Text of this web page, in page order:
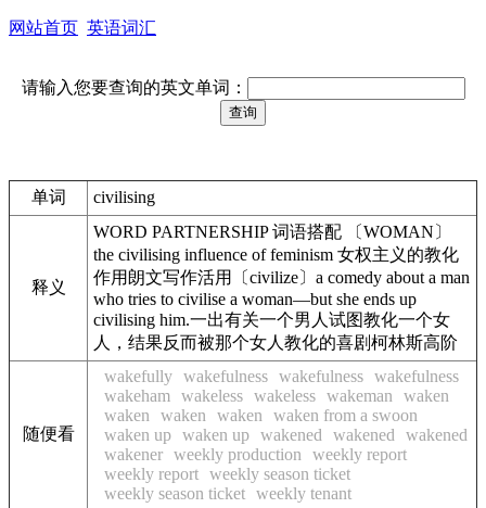
网站首页 英语词汇
请输入您要查询的英文单词：
单词 civilising
释义
WORD PARTNERSHIP 词语搭配 〔WOMAN〕
the civilising influence of feminism 女权主义的教化
作用朗文写作活用〔civilize〕a comedy about a man
who tries to civilise a woman—but she ends up
civilising him.一出有关一个男人试图教化一个女
人，结果反而被那个女人教化的喜剧柯林斯高阶
随便看
wakefully wakefulness wakefulness wakefulness
wakeham
wakeless wakeless wakeman
waken
waken
waken waken
waken from a swoon
waken up waken up wakened wakened
wakened
wakener weekly production
weekly report
weekly report weekly season ticket
weekly season ticket weekly tenant